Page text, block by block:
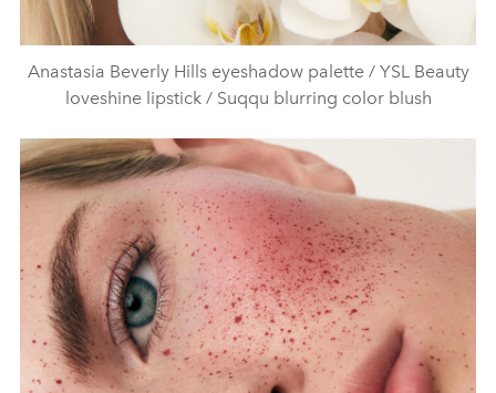
Anastasia Beverly Hills eyeshadow palette / YSL Beauty
loveshine lipstick / Suqqu blurring color blush